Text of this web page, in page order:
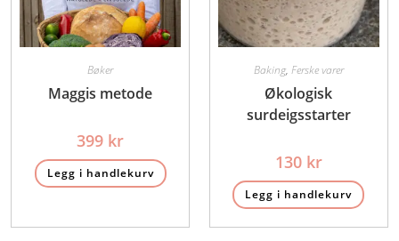
Bøker
Maggis metode
399 kr
Legg i handlekurv
Baking, Ferske varer
Økologisk
surdeigsstarter
130 kr
Legg i handlekurv